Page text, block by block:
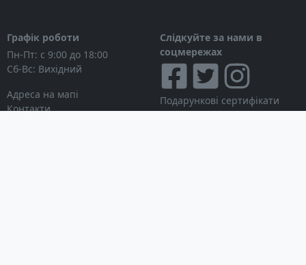
Графік роботи
Пн-Пт: с 9:00 до 18:00
Сб-Вс: Вихідний
Адреса на мапі
Контакти
Слідкуйте за нами в
соцмережах
Подарункові сертифікати
Дисконтні картки